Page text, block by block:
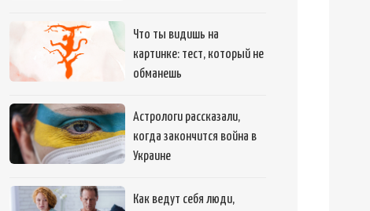
Что ты видишь на
картинке: тест, который не
обманешь
Астрологи рассказали,
когда закончится война в
Украине
Как ведут себя люди,